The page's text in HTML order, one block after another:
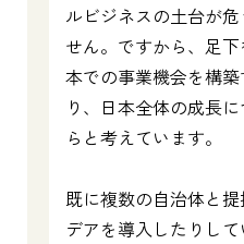
ルビジネスの土台が
せん。ですから、足
本での事業機会を構
り、日本全体の成長
らと考えています。
既に複数の自治体と
デアを導入したりし